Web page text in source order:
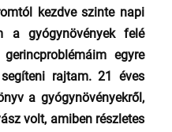
kezdve szinte napi
a gyógynövények felé
egyre
rajtam. 21 éves
a gyógynövényekről,
volt, amiben részletes